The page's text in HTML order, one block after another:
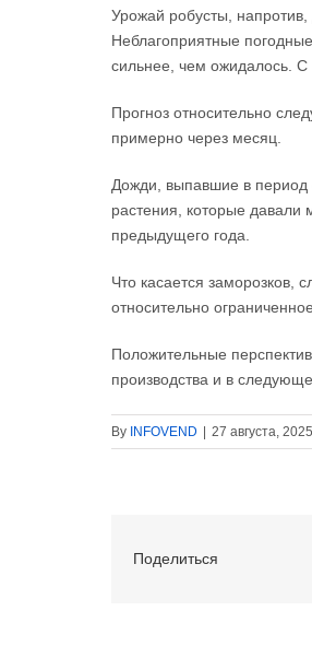
Урожай робусты,
Неблагоприятные
сильнее, чем ожидалось. С
Прогноз относительно
примерно через месяц.
Дожди, выпавшие в период
растения, которые давали
предыдущего года.
Что касается заморозков,
относительно
Положительные
производства и в
By INFOVEND | 27 августа, 2025
Поделиться